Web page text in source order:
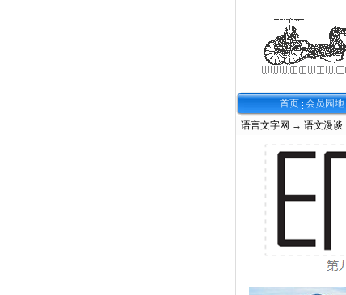
首页 会员园地
语言文字网 → 语文漫谈